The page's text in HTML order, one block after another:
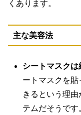
くあります。
主な美容法
シートマスクは
ートマスクを
きるという理
テムだそうです